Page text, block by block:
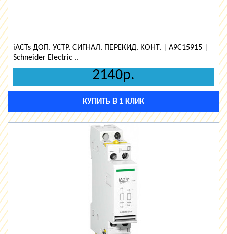
iACTs ДОП. УСТР. СИГНАЛ. ПЕРЕКИД. КОНТ. | A9C15915 |
Schneider Electric ..
2140р.
КУПИТЬ В 1 КЛИК